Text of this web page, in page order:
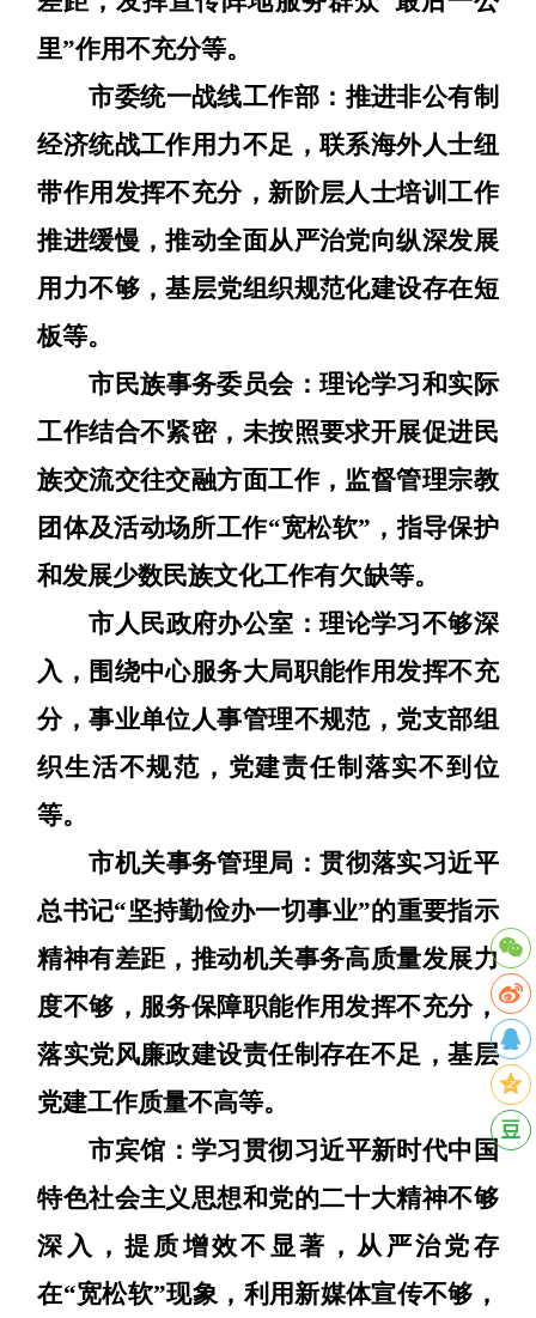
里”作用不充分等。
市委统一战线工作部： 推进非公有制
经济统战工作用力不足，联系海外人士纽
带作用发挥不充分，新阶层人士培训工作
推进缓慢，推动全面从严治党向纵深发展
用力不够，基层党组织规范化建设存在短
板等。
市民族事务委员会：理论学习和实际
工作结合不紧密，未按照要求开展促进民
族交流交往交融方面工作，监督管理宗教
团体及活动场所工作“宽松软”，指导保护
和发展少数民族文化工作有欠缺等。
市人民政府办公室：理论学习不够深
入，围绕中心服务大局职能作用发挥不充
分，事业单位人事管理不规范，党支部组
织生活不规范，党建责任制落实不到位
等。
市机关事务管理局：贯彻落实习近平
总书记“坚持勤俭办一切事业”的重要指示
精神有差距，推动机关事务高质量发展力
度不够，服务保障职能作用发挥不充分，
落实党风廉政建设责任制存在不足，基层
党建工作质量不高等。
市宾馆：学习贯彻习近平新时代中国
特色社会主义思想和党的二十大精神不够
深入，提质增效不显著，从严治党存
在“宽松软”现象，利用新媒体宣传不够，